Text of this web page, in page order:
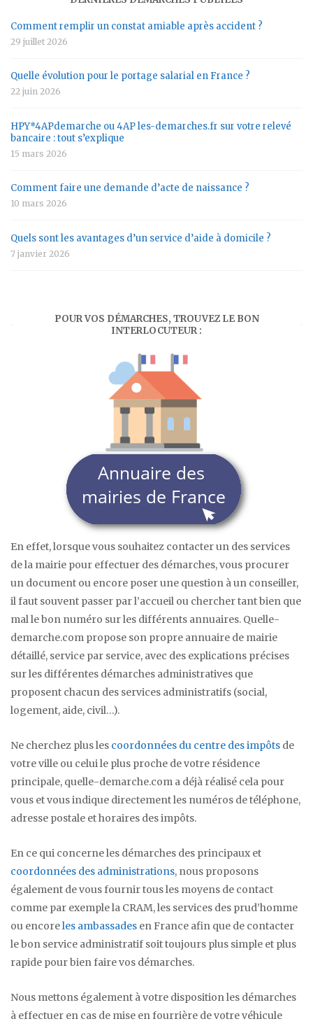
Comment remplir un constat amiable après accident ?
29 juillet 2026
Quelle évolution pour le portage salarial en France ?
22 juin 2026
HPY*4APdemarche ou 4AP les-demarches.fr sur votre relevé
bancaire : tout s’explique
15 mars 2026
Comment faire une demande d’acte de naissance ?
10 mars 2026
Quels sont les avantages d’un service d’aide à domicile ?
7 janvier 2026
POUR VOS DÉMARCHES, TROUVEZ LE BON
INTERLOCUTEUR :
En effet, lorsque vous souhaitez contacter un des services
de la mairie pour effectuer des démarches, vous procurer
un document ou encore poser une question à un conseiller,
il faut souvent passer par l’accueil ou chercher tant bien que
mal le bon numéro sur les différents annuaires. Quelle-
demarche.com propose son propre annuaire de mairie
détaillé, service par service, avec des explications précises
sur les différentes démarches administratives que
proposent chacun des services administratifs (social,
logement, aide, civil…).
Ne cherchez plus les coordonnées du centre des impôts de
votre ville ou celui le plus proche de votre résidence
principale, quelle-demarche.com a déjà réalisé cela pour
vous et vous indique directement les numéros de téléphone,
adresse postale et horaires des impôts.
En ce qui concerne les démarches des principaux et
coordonnées des administrations, nous proposons
également de vous fournir tous les moyens de contact
comme par exemple la CRAM, les services des prud’homme
ou encoreles ambassades en France afin que de contacter
le bon service administratif soit toujours plus simple et plus
rapide pour bien faire vos démarches.
Nous mettons également à votre disposition les démarches
à effectuer en cas de mise en fourrière de votre véhicule